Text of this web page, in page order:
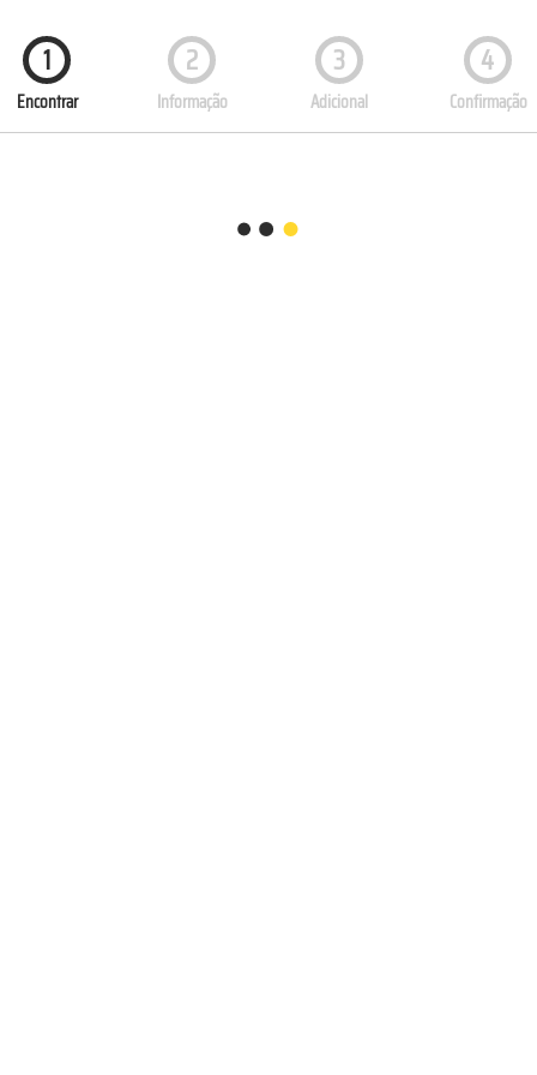
1
Encontrar
2
Informação
3
Adicional
4
Confirmação